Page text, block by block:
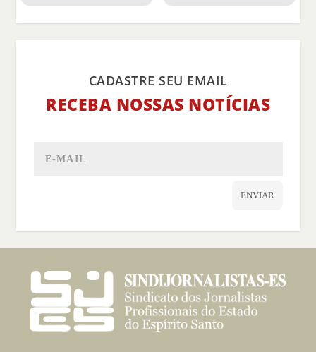
CADASTRE SEU EMAIL
RECEBA NOSSAS NOTÍCIAS
ENVIAR